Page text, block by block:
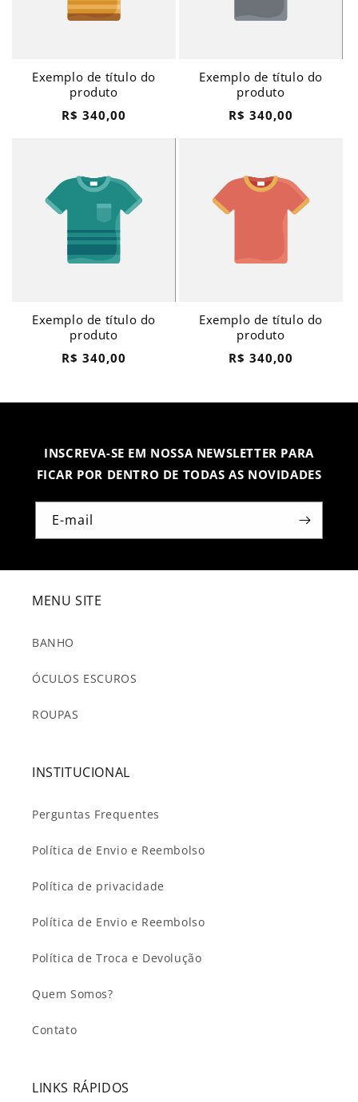
Exemplo de título do
produto
Preço
R$ 340,00
Exemplo de título do
produto
Preço
R$ 340,00
Exemplo de título do
produto
Preço
R$ 340,00
Exemplo de título do
produto
Preço
R$ 340,00
INSCREVA-SE EM NOSSA NEWSLETTER PARA
FICAR POR DENTRO DE TODAS AS NOVIDADES
E-mail
MENU SITE
BANHO
ÓCULOS ESCUROS
ROUPAS
INSTITUCIONAL
Perguntas Frequentes
Política de Envio e Reembolso
Política de privacidade
Política de Envio e Reembolso
Política de Troca e Devolução
Quem Somos?
Contato
LINKS RÁPIDOS